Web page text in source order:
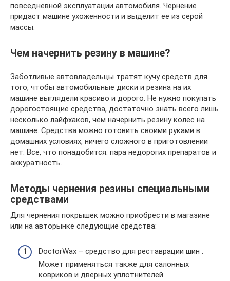
повседневной эксплуатации автомобиля. Чернение
придаст машине ухоженности и выделит ее из серой
массы.
Чем начернить резину в машине?
Заботливые автовладельцы тратят кучу средств для
того, чтобы автомобильные диски и резина на их
машине выглядели красиво и дорого. Не нужно покупать
дорогостоящие средства, достаточно знать всего лишь
несколько лайфхаков, чем начернить резину колес на
машине. Средства можно готовить своими руками в
домашних условиях, ничего сложного в приготовлении
нет. Все, что понадобится: пара недорогих препаратов и
аккуратность.
Методы чернения резины специальными
средствами
Для чернения покрышек можно приобрести в магазине
или на авторынке следующие средства:
DoctorWax – средство для реставрации шин .
Может применяться также для салонных
ковриков и дверных уплотнителей.